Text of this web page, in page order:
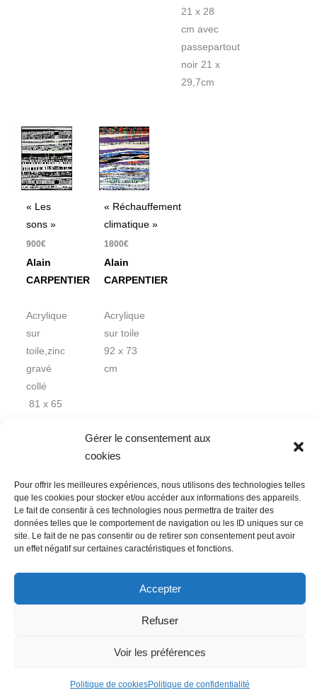
Gérer le consentement aux
cookies
Pour offrir les meilleures expériences, nous utilisons des technologies telles
que les cookies pour stocker et/ou accéder aux informations des appareils.
Le fait de consentir à ces technologies nous permettra de traiter des
données telles que le comportement de navigation ou les ID uniques sur ce
site. Le fait de ne pas consentir ou de retirer son consentement peut avoir
un effet négatif sur certaines caractéristiques et fonctions.
Accepter
Refuser
Voir les préférences
Politique de cookiesPolitique de confidentialité
21 x 28
cm avec
passepartout
noir 21 x
29,7cm
« Les
sons »
900€
Alain
CARPENTIER
Acrylique
sur
toile,zinc
gravé
collé
81 x 65
« Réchauffement
climatique »
1800€
Alain
CARPENTIER
Acrylique
sur toile
92 x 73
cm
Nous contacter
Conditions Générales de Ventes
Politique de confidentialité
Mentions légales